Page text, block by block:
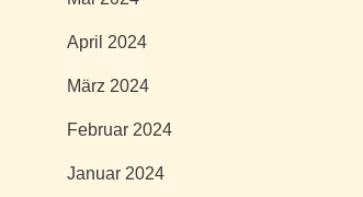
April 2024
März 2024
Februar 2024
Januar 2024